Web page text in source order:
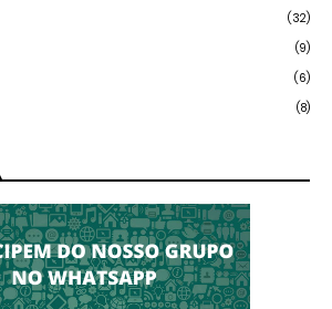
(32)
(9)
(6)
(8)